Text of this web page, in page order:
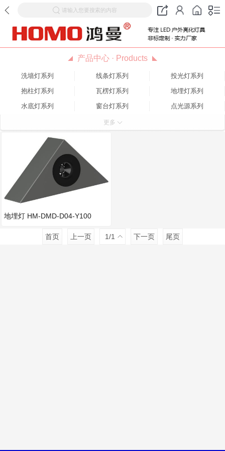
请输入您要搜索的内容
产品中心 · Products
洗墙灯系列 线条灯系列
投光灯系列
抱柱灯系列
瓦楞灯系列
地埋灯系列
水底灯系列
窗台灯系列
点光源系列
特色灯系列
更多
地埋灯 HM-DMD-D04-Y100
首页 上一页 1/1 下一页 尾页